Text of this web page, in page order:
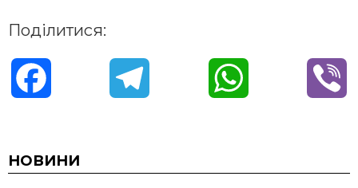
Поділитися:
c
НОВИНИ